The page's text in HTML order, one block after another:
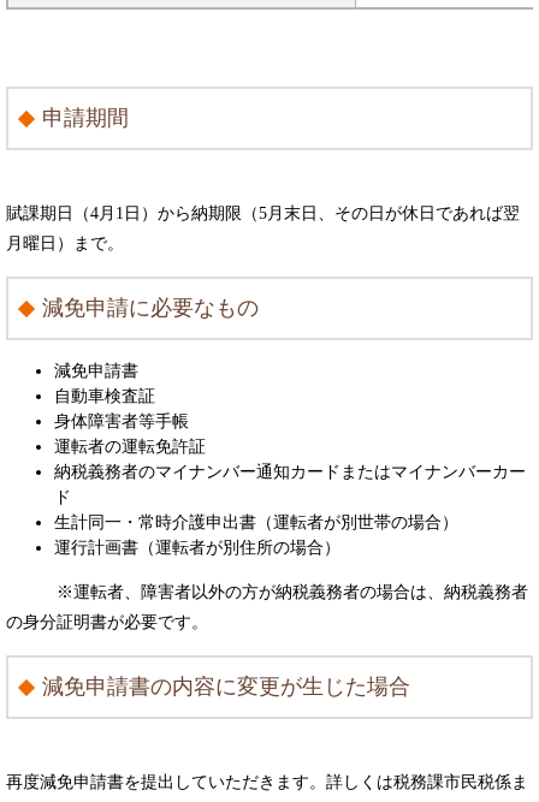
申請期間
賦課期日（4月1日）から納期限（5月末日、その日が休日であれば翌
月曜日）まで。
減免申請に必要なもの
減免申請書
自動車検査証
身体障害者等手帳
運転者の運転免許証
納税義務者のマイナンバー通知カードまたはマイナンバーカー
ド
生計同一・常時介護申出書（運転者が別世帯の場合）
運行計画書（運転者が別住所の場合）
※運転者、障害者以外の方が納税義務者の場合は、納税義務者
の身分証明書が必要です。
減免申請書の内容に変更が生じた場合
再度減免申請書を提出していただきます。詳しくは税務課市民税係ま